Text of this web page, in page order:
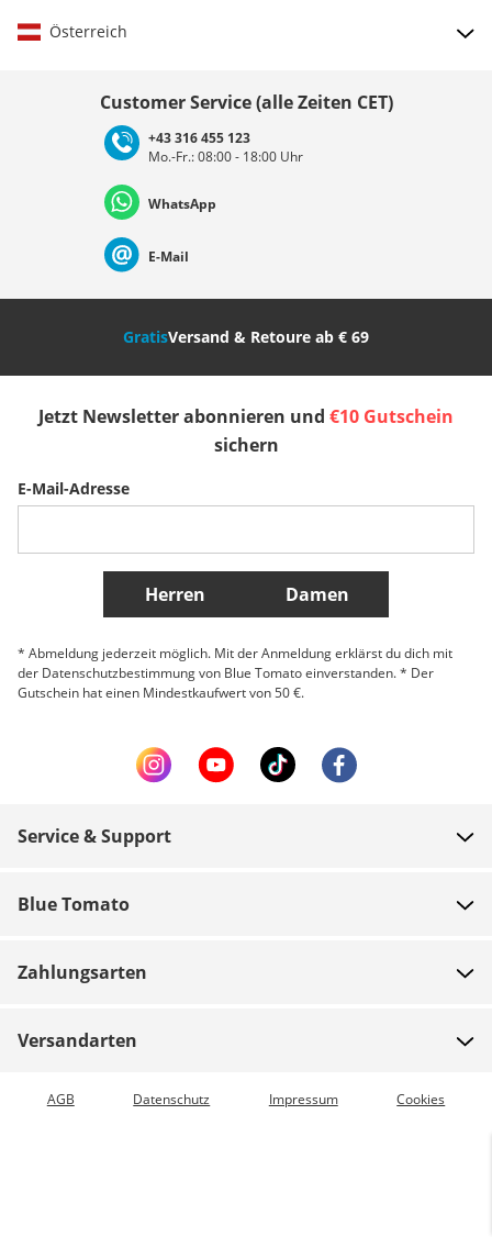
Österreich
Deutschland Österreich
Nederland Italia (Italiano) Italien (Deutsch)
Slovenija
Belgique (Français) Danmark Norge
Weitere Länder
Customer Service (alle Zeiten CET)
+43 316 455 123
Mo.-Fr.: 08:00 - 18:00 Uhr
WhatsApp
E-Mail
GratisVersand & Retoure ab € 69
Jetzt Newsletter abonnieren und €10 Gutschein
sichern
E-Mail-Adresse
Herren Damen
* Abmeldung jederzeit möglich. Mit der Anmeldung erklärst du dich mit
der Datenschutzbestimmung von Blue Tomato einverstanden. * Der
Gutschein hat einen Mindestkaufwert von 50 €.
Service & Support
Versand
Gutscheine
Blue Tomato
Blue World
Zahlungsarten
Versandarten
Expressversand möglich
AGB Datenschutz Impressum Cookies